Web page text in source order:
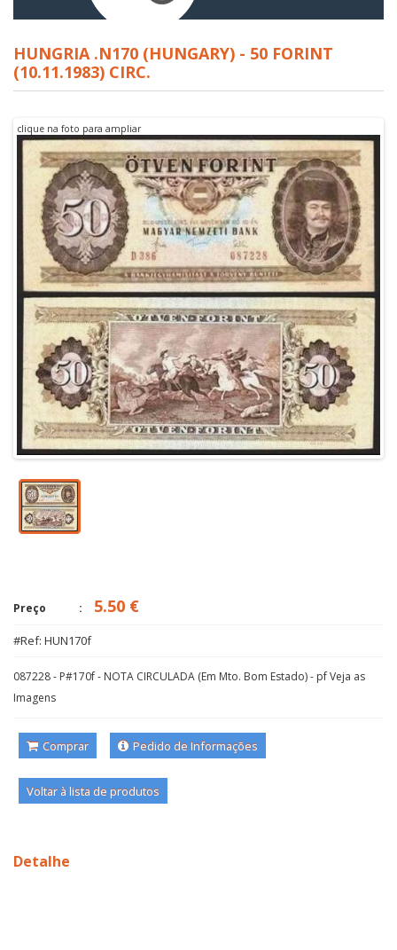
HUNGRIA .N170 (HUNGARY) - 50 FORINT
(10.11.1983) CIRC.
clique na foto para ampliar
Preço 5.50 €
#Ref: HUN170f
087228 - P#170f - NOTA CIRCULADA (Em Mto. Bom Estado) - pf Veja as
Imagens
Comprar Pedido de Informações
Voltar à lista de produtos
Detalhe